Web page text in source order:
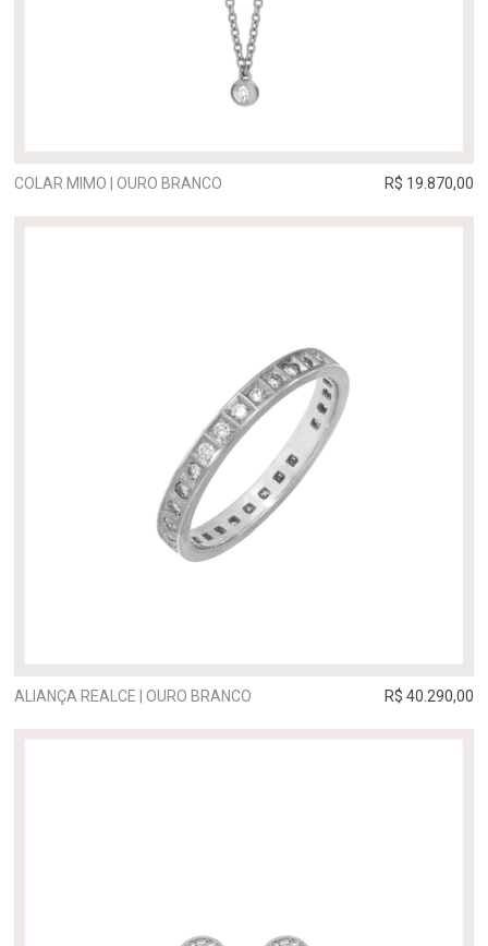
COLAR MIMO | OURO BRANCO R$ 19.870,00
ALIANÇA REALCE | OURO BRANCO R$ 40.290,00